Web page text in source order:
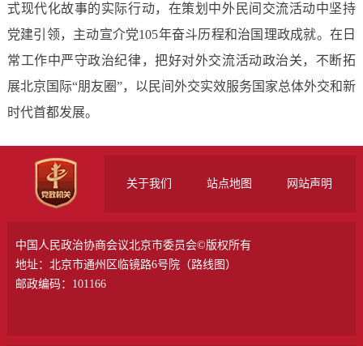
式现代化故事的实际行动，在策划中外民间交流活动中坚持
党建引领，主动宣介党105年奋斗历程和治国理政成就。在日
常工作中严守政治纪律，把好对外交流活动政治关，不断拓
展北京国际“朋友圈”，以民间外交实效服务国家总体外交和新
时代首都发展。
关于我们 站点地图 网站声明
中国人民政治协商会议北京市委员会©版权所有
地址：北京市通州区临镜路6号院（路线图 ）
邮政编码：101166